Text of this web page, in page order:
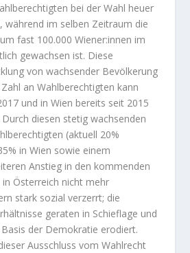
bei der Wahl heuer
während im selben Zeitraum die
fast 100.000 Wiener:innen im
gewachsen ist. Diese
von wachsender Bevölkerung
an Wahlberechtigten kann
und in Wien bereits seit 2015
diesen stetig wachsenden
(aktuell 20%
in Wien sowie einem
Anstieg in den kommenden
in Österreich nicht mehr
stark sozial verzerrt; die
geraten in Schieflage und
der Demokratie erodiert.
Ausschluss vom Wahlrecht